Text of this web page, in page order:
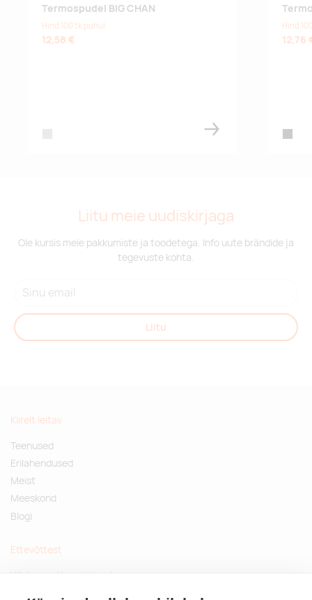
Termospudel BIG CHAN
Hind 100 tk puhul
12,58 €
Hind
12,76
Liitu meie uudiskirjaga
Ole kursis meie pakkumiste ja toodetega. Info uute brändide ja
tegevuste kohta.
Liitu
Kiirelt leitav
Teenused
Erilahendused
Meist
Meeskond
Blogi
Ettevõttest
Küsimused ja vastused